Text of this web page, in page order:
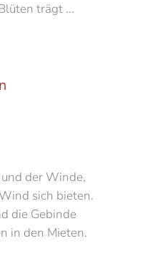
trägt ...
der Winde,
sich bieten.
die Gebinde
in den Mieten.